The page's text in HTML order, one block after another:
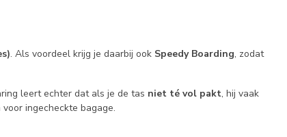
. Als voordeel krijg je daarbij ook Speedy Boarding, zodat
leert echter dat als je de tas niet té vol pakt, hij vaak
ingecheckte bagage.